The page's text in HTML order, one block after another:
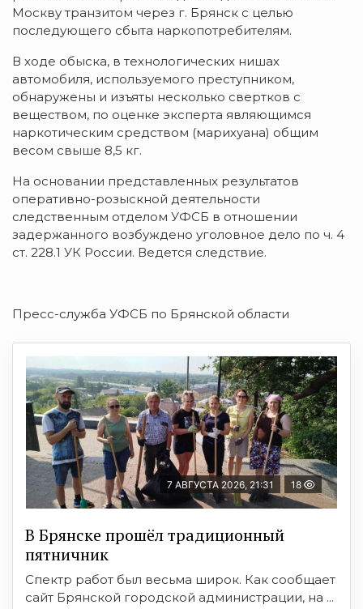
Москву транзитом через г. Брянск с целью
последующего сбыта наркопотребителям.
В ходе обыска, в технологических нишах
автомобиля, используемого преступником,
обнаружены и изъяты несколько свертков с
веществом, по оценке эксперта являющимся
наркотическим средством (марихуана) общим
весом свыше 8,5 кг.
На основании представленных результатов
оперативно-розыскной деятельности
следственным отделом УФСБ в отношении
задержанного возбуждено уголовное дело по ч. 4
ст. 228.1 УК России. Ведется следствие.
Пресс-служба УФСБ по Брянской области
7 АВГУСТА 2026, 21:31 18
В Брянске прошёл традиционный
пятничник
Спектр работ был весьма широк. Как сообщает
сайт Брянской городской администрации, на ...